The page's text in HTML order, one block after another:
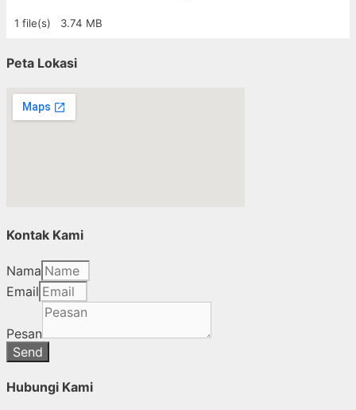
1 file(s) 3.74 MB
Peta Lokasi
Kontak Kami
Nama
Email
Pesan
Send
Hubungi Kami